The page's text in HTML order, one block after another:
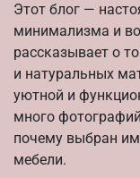
Этот блог —
минимализма и
рассказывает о
и натуральных
уютной и
много
почему выбран
мебели.